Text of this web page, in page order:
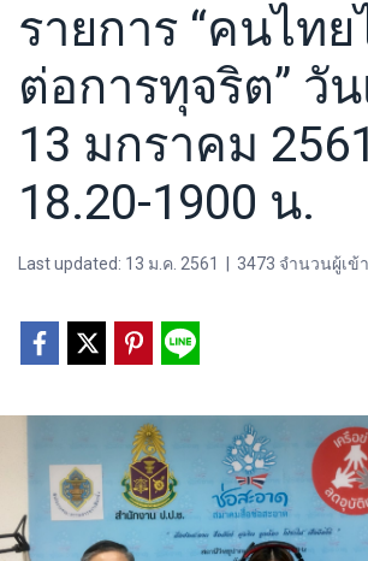
รายการ “คนไท
ต่อการทุจริต” วั
13 มกราคม
18.20-1900 น.
Last updated: 13 ม.ค. 2561 3473 จำนวนผู้เข้